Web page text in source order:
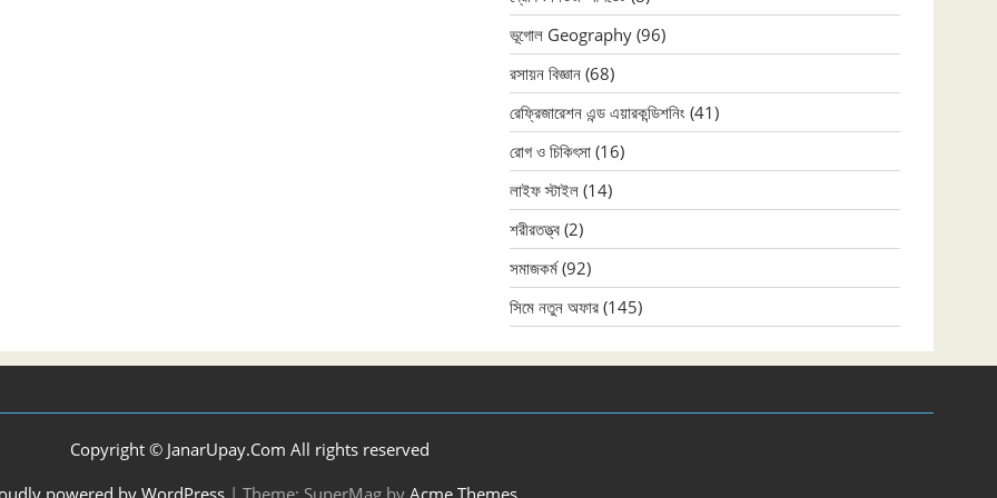
ভূগোল Geography (96)
রসায়ন বিজ্ঞান (68)
রেফ্রিজারেশন এন্ড এয়ারকন্ডিশনিং (41)
রোগ ও চিকিৎসা (16)
লাইফ স্টাইল (14)
শরীরতত্ত্ব (2)
সমাজকর্ম(92)
সিমে নতুন ‍অফার (145)
Copyright © JanarUpay.Com All rights reserved
powered by WordPress | Theme: SuperMag by Acme Themes